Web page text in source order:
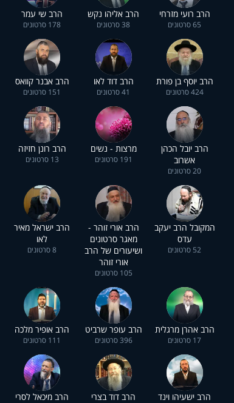
הרב רועי מזרחי
65 סרטונים
הרב אליהו נקש
38 סרטונים
הרב שי עמר
178 סרטונים
הרב יוסף בן פורת
424 סרטונים
הרב דוד לאו
41 סרטונים
הרב אבנר קוואס
151 סרטונים
הרב יובל הכהן
אשרוב
20 סרטונים
מרצות - נשים
191 סרטונים
הרב רונן חזיזה
13 סרטונים
המקובל הרב יעקב
עדס
52 סרטונים
הרב אורי זוהר -
מאגר סרטונים
ושיעורים של הרב
אורי זוהר
105 סרטונים
הרב ישראל מאיר
לאו
8 סרטונים
הרב אהרן מרגלית
17 סרטונים
הרב עופר שרביט
396 סרטונים
הרב אופיר מלכה
111 סרטונים
הרב ישעיהו וינד הרב דוד בצרי הרב מיכאל לסרי